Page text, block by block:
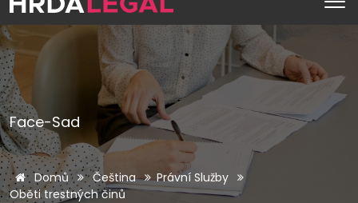
Face-Sad
Domů Čeština
Právní Služby
Oběti trestných činů